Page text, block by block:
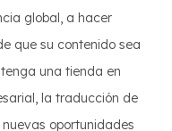
global, a hacer
que su contenido sea
una tienda en
la traducción de
oportunidades